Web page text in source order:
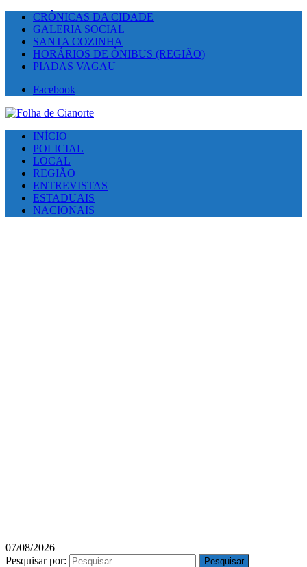
CRÔNICAS DA CIDADE
GALERIA SOCIAL
SANTA COZINHA
HORÁRIOS DE ÔNIBUS (REGIÃO)
PIADAS VAGAU
Facebook
INÍCIO
POLICIAL
LOCAL
REGIÃO
ENTREVISTAS
ESTADUAIS
NACIONAIS
07/08/2026
Pesquisar por: